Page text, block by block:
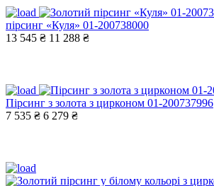
пірсинг «Куля» 01-200738000
13 545 ₴ 11 288 ₴
Пірсинг з золота з цирконом 01-200737996
7 535 ₴ 6 279 ₴